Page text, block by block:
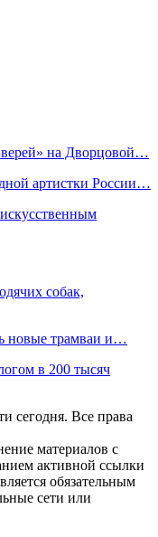
на Дворцовой…
артистки России…
собак,
новые трамваи и…
в 200 тысяч
сегодня. Все права
материалов с
активной ссылки
обязательным
сети или